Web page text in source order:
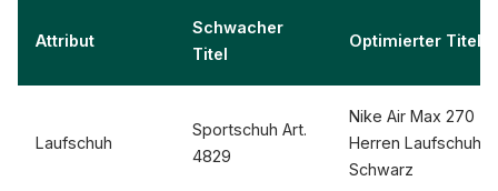
Attribut
Schwacher
Titel
Optimierter Titel
Laufschuh
Sportschuh Art.
4829
Nike Air Max 270
Herren Laufschuh
Schwarz